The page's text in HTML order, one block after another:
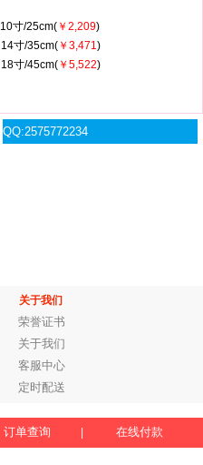
10寸/25cm( ￥2,209)
14寸/35cm( ￥3,471)
18寸/45cm( ￥5,522)
QQ:2575772234
关于我们
荣誉证书
关于我们
客服中心
定时配送
订单查询 在线付款